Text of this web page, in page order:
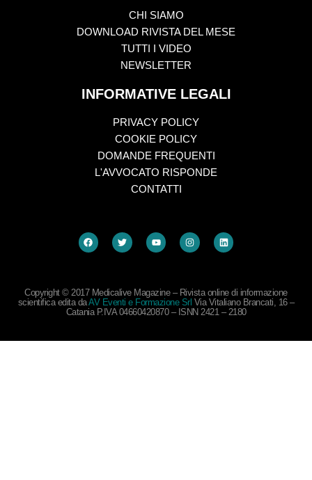
CHI SIAMO
DOWNLOAD RIVISTA DEL MESE
TUTTI I VIDEO
NEWSLETTER
INFORMATIVE LEGALI
PRIVACY POLICY
COOKIE POLICY
DOMANDE FREQUENTI
L'AVVOCATO RISPONDE
CONTATTI
Copyright © 2017 Medicalive Magazine – Rivista online di informazione
scientifica edita daAV Eventi e Formazione Srl Via Vitaliano Brancati, 16 –
Catania P.IVA 04660420870 – ISNN 2421 – 2180